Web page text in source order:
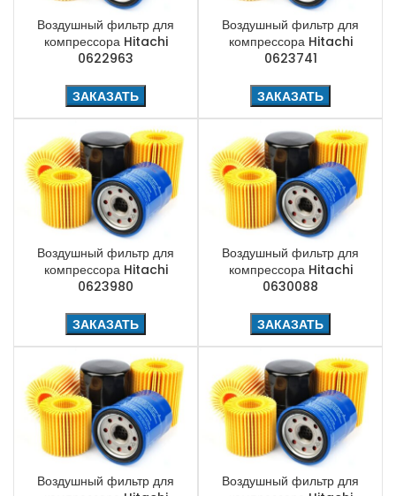
Воздушный фильтр для
компрессора Hitachi
0622963
ЗАКАЗАТЬ
Воздушный фильтр для
компрессора Hitachi
0623741
ЗАКАЗАТЬ
Воздушный фильтр для
компрессора Hitachi
0623980
ЗАКАЗАТЬ
Воздушный фильтр для
компрессора Hitachi
0630088
ЗАКАЗАТЬ
Воздушный фильтр для
Воздушный фильтр для